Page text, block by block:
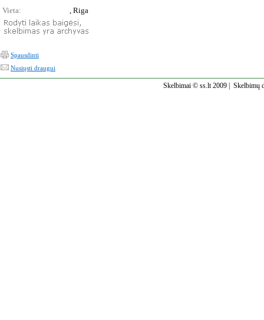
Vieta: , Riga
Spausdinti
Nusiųsti draugui
Skelbimai © ss.lt 2009 | Skelbimų